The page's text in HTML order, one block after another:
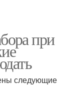
при
следующие